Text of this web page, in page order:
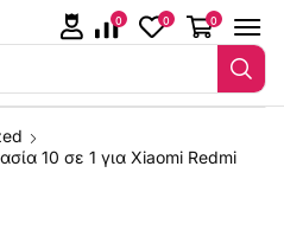
0 0 0
10 σε 1 για Xiaomi Redmi